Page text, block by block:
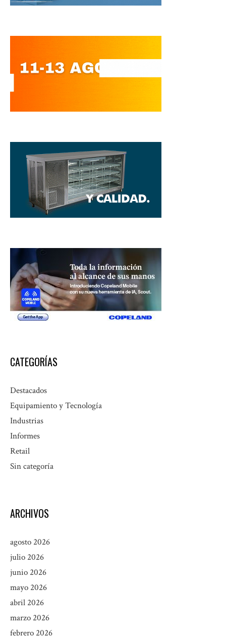
CATEGORÍAS
Destacados
Equipamiento y Tecnología
Industrias
Informes
Retail
Sin categoría
ARCHIVOS
agosto 2026
julio 2026
junio 2026
mayo 2026
abril 2026
marzo 2026
febrero 2026